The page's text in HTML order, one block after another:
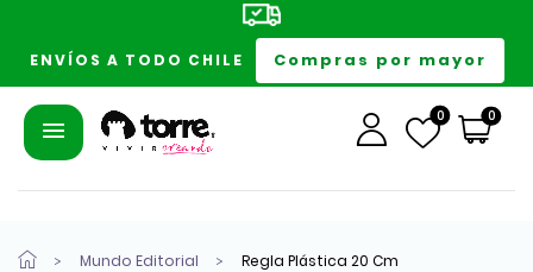
ENVÍOS A TODO CHILE Compras por mayor
0 0
Mundo Editorial Regla Plástica 20 Cm